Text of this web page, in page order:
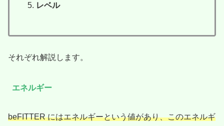
レベル
それぞれ解説します。
エネルギー
beFITTER にはエネルギーという値があり、このエネルギ